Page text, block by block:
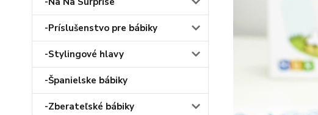
-Príslušenstvo pre bábiky
-Stylingové hlavy
-Španielske bábiky
-Zberateľské bábiky